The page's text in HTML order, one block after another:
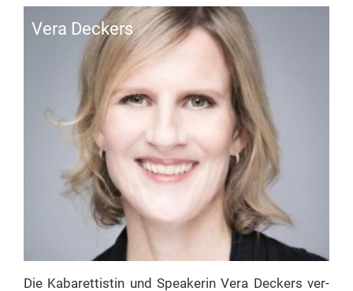
Ve­ra Deckers
Die Ka­ba­ret­tis­tin und Spea­ke­rin Ve­ra De­ckers ver­